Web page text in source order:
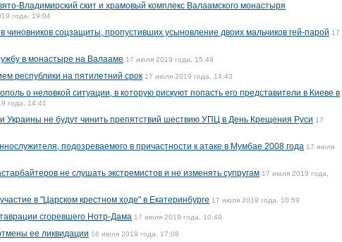
Владимирский скит и храмовый комплекс Валаамского монастыря
года, 19:04
чиновников соцзащиты, пропустивших усыновление двоих мальчиков гей-парой 17
в монастыре на Валааме 17 июля 2019 года, 15:49
республики на пятилетний срок 17 июля 2019 года, 14:43
о неловкой ситуации, в которую рискуют попасть его представители в Киеве в
года, 14:41
Украины не будут чинить препятствий шествию УПЦ в День Крещения Руси 17
подозреваемого в причастности к атаке в Мумбае 2008 года 17 июля
не слушать экстремистов и не изменять супругам 17 июля 2019 года,
в "Царском крестном ходе" в Екатеринбурге 17 июля 2019 года, 10:59
сгоревшего Нотр-Дама 17 июля 2019 года, 10:49
ее ликвидации 16 июля 2019 года, 17:08